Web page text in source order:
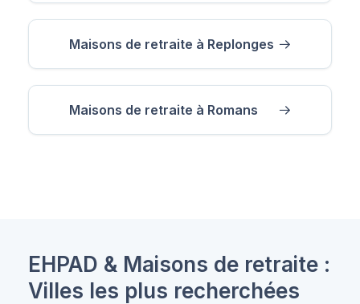
Maisons de retraite à Replonges
Maisons de retraite à Romans
EHPAD & Maisons de retraite :
Villes les plus recherchées